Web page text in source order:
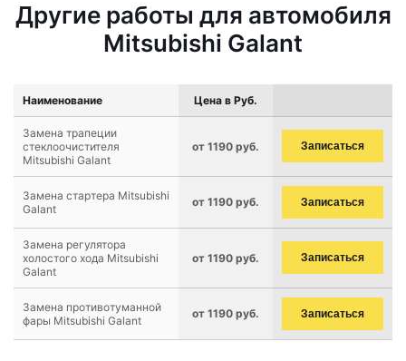
Другие работы для автомобиля
Mitsubishi Galant
Наименование Цена в Руб.
Замена трапеции
стеклоочистителя
Mitsubishi Galant
от 1190 руб. Записаться
Замена стартера Mitsubishi
Galant
от 1190 руб. Записаться
Замена регулятора
холостого хода Mitsubishi
Galant
от 1190 руб. Записаться
Замена противотуманной
фары Mitsubishi Galant
от 1190 руб. Записаться